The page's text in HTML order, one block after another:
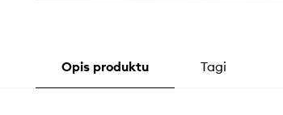
Opis produktu Tagi